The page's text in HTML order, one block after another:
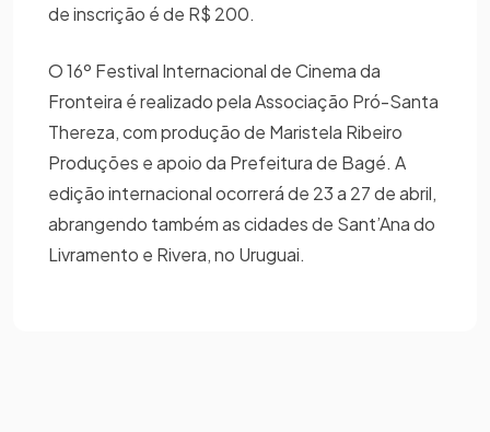
de inscrição é de R$ 200.
O 16º Festival Internacional de Cinema da
Fronteira é realizado pela Associação Pró-Santa
Thereza, com produção de Maristela Ribeiro
Produções e apoio da Prefeitura de Bagé. A
edição internacional ocorrerá de 23 a 27 de abril,
abrangendo também as cidades de Sant’Ana do
Livramento e Rivera, no Uruguai.